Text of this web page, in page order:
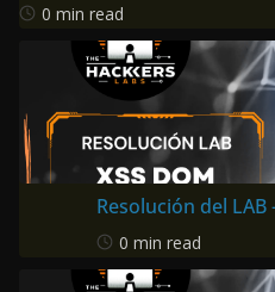
0 min read
Resolución del
0 min read